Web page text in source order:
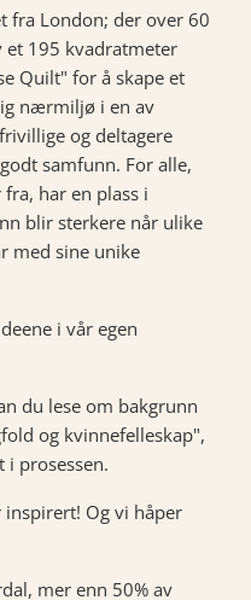
fra London; der over 60
et 195 kvadratmeter
Quilt" for å skape et
nærmiljø i en av
og deltagere
samfunn. For alle,
har en plass i
blir sterkere når ulike
med sine unike
i vår egen
du lese om bakgrunn
og kvinnefelleskap",
i prosessen.
Og vi håper
mer enn 50% av